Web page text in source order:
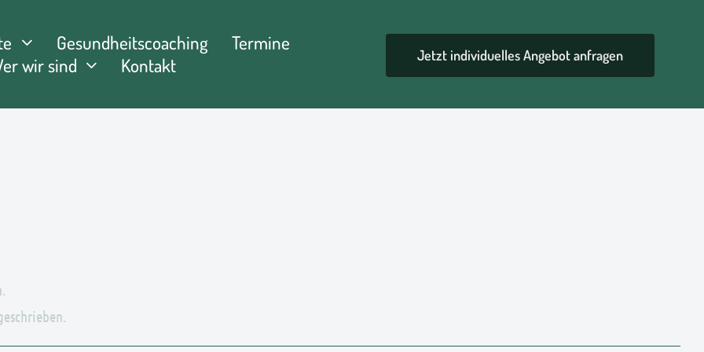
Gesundheitscoaching
Termine
wir sind
Kontakt Jetzt individuelles Angebot anfragen